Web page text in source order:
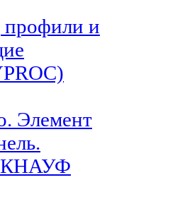
профили и
Элемент
КНАУФ